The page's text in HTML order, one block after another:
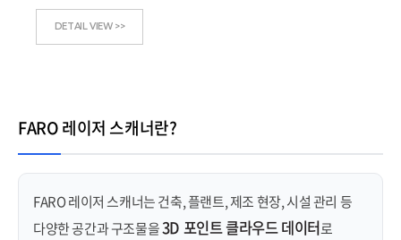
DETAIL VIEW >>
FARO 레이저 스캐너란?
FARO 레이저 스캐너는 건축, 플랜트, 제조 현장, 시설 관리 등
다양한 공간과 구조물을3D 포인트 클라우드 데이터로